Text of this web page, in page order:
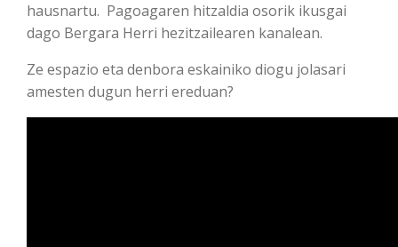
hausnartu. Pagoagaren hitzaldia osorik ikusgai
dago Bergara Herri hezitzailearen kanalean.
Ze espazio eta denbora eskainiko diogu jolasari
amesten dugun herri ereduan?